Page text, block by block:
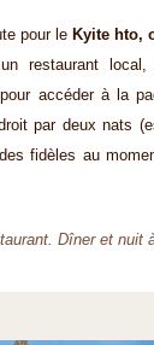
pour le Kyite hto,
restaurant
accéder à la
par deux nats
fidèles au
Dîner et nuit